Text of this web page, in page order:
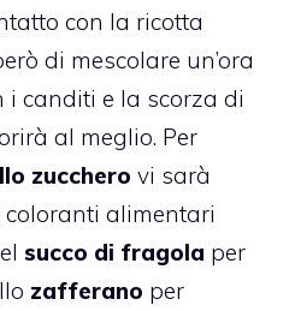
con la ricotta
di mescolare un’ora
i canditi e la scorza di
al meglio. Per
zucchero vi sarà
alimentari
succo di fragola per
zafferano per